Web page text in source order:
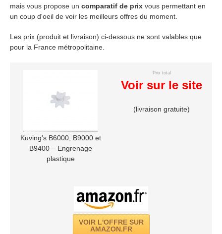
mais vous propose un comparatif de prix vous permettant en
un coup d'oeil de voir les meilleurs offres du moment.
Les prix (produit et livraison) ci-dessous ne sont valables que
pour la France métropolitaine.
Kuving’s B6000, B9000 et
B9400 – Engrenage
plastique
Prix total
Voir sur le site
(livraison gratuite)
VOIR L'OFFRE SUR
AMAZON.FR